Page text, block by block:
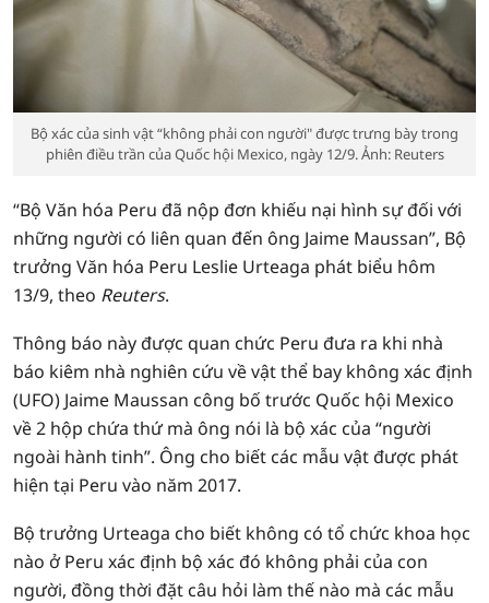
Bộ xác của sinh vật “không phải con người" được trưng bày trong
phiên điều trần của Quốc hội Mexico, ngày 12/9. Ảnh: Reuters
“Bộ Văn hóa Peru đã nộp đơn khiếu nại hình sự đối với
những người có liên quan đến ông Jaime Maussan”, Bộ
trưởng Văn hóa Peru Leslie Urteaga phát biểu hôm
13/9, theo Reuters.
Thông báo này được quan chức Peru đưa ra khi nhà
báo kiêm nhà nghiên cứu về vật thể bay không xác định
(UFO) Jaime Maussan công bố trước Quốc hội Mexico
về 2 hộp chứa thứ mà ông nói là bộ xác của “người
ngoài hành tinh”. Ông cho biết các mẫu vật được phát
hiện tại Peru vào năm 2017.
Bộ trưởng Urteaga cho biết không có tổ chức khoa học
nào ở Peru xác định bộ xác đó không phải của con
người, đồng thời đặt câu hỏi làm thế nào mà các mẫu